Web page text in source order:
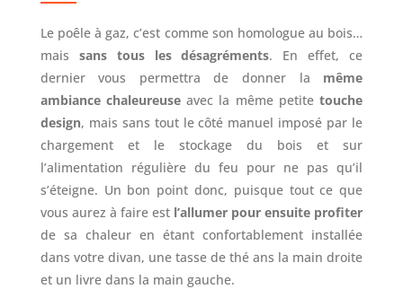
Le poêle à gaz, c’est comme son homologue au bois…
mais sans tous les désagréments. En effet, ce
dernier vous permettra de donner la même
ambiance chaleureuse avec la même petitetouche
design, mais sans tout le côté manuel imposé par le
chargement et le stockage du bois et sur
l’alimentation régulière du feu pour ne pas qu’il
s’éteigne. Un bon point donc, puisque tout ce que
vous aurez à faire est l’allumer pour ensuite profiter
de sa chaleur en étant confortablement installée
dans votre divan, une tasse de thé ans la main droite
et un livre dans la main gauche.